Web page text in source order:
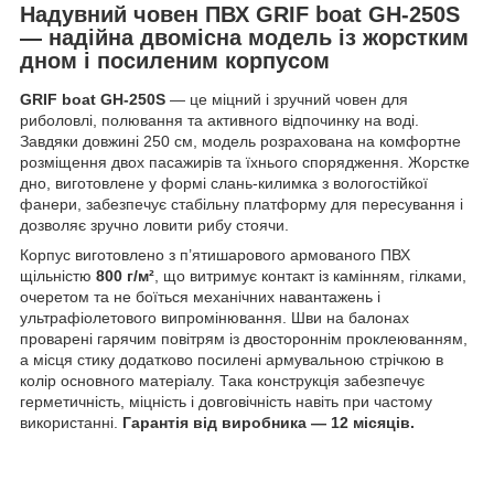
Надувний човен ПВХ GRIF boat GH-250S
— надійна двомісна модель із жорстким
дном і посиленим корпусом
GRIF boat GH-250S — це міцний і зручний човен для
риболовлі, полювання та активного відпочинку на воді.
Завдяки довжині 250 см, модель розрахована на комфортне
розміщення двох пасажирів та їхнього спорядження. Жорстке
дно, виготовлене у формі слань-килимка з вологостійкої
фанери, забезпечує стабільну платформу для пересування і
дозволяє зручно ловити рибу стоячи.
Корпус виготовлено з п’ятишарового армованого ПВХ
щільністю 800 г/м², що витримує контакт із камінням, гілками,
очеретом та не боїться механічних навантажень і
ультрафіолетового випромінювання. Шви на балонах
проварені гарячим повітрям із двостороннім проклеюванням,
а місця стику додатково посилені армувальною стрічкою в
колір основного матеріалу. Така конструкція забезпечує
герметичність, міцність і довговічність навіть при частому
використанні. Гарантія від виробника — 12 місяців.